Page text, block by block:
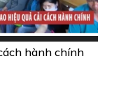
hành chính